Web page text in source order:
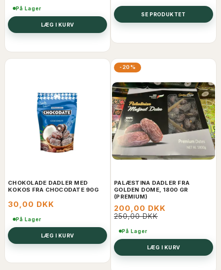
På Lager
LÆG I KURV
SE PRODUKTET
CHOKOLADE DADLER MED
KOKOS FRA CHOCODATE 90G
30,00 DKK
På Lager
LÆG I KURV
-20%
PALÆSTINA DADLER FRA
GOLDEN DOME, 1800 GR
(PREMIUM)
200,00 DKK
250,00 DKK
På Lager
LÆG I KURV